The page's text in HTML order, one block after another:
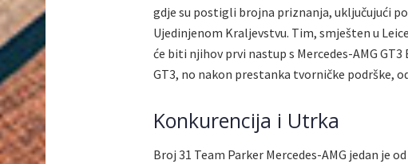
gdje su postigli brojna priznanja, uključujući
Ujedinjenom Kraljevstvu. Tim, smješten u
će biti njihov prvi nastup s Mercedes-AMG
GT3, no nakon prestanka tvorničke podrške,
Konkurencija i Utrka
Broj 31 Team Parker Mercedes-AMG jedan je